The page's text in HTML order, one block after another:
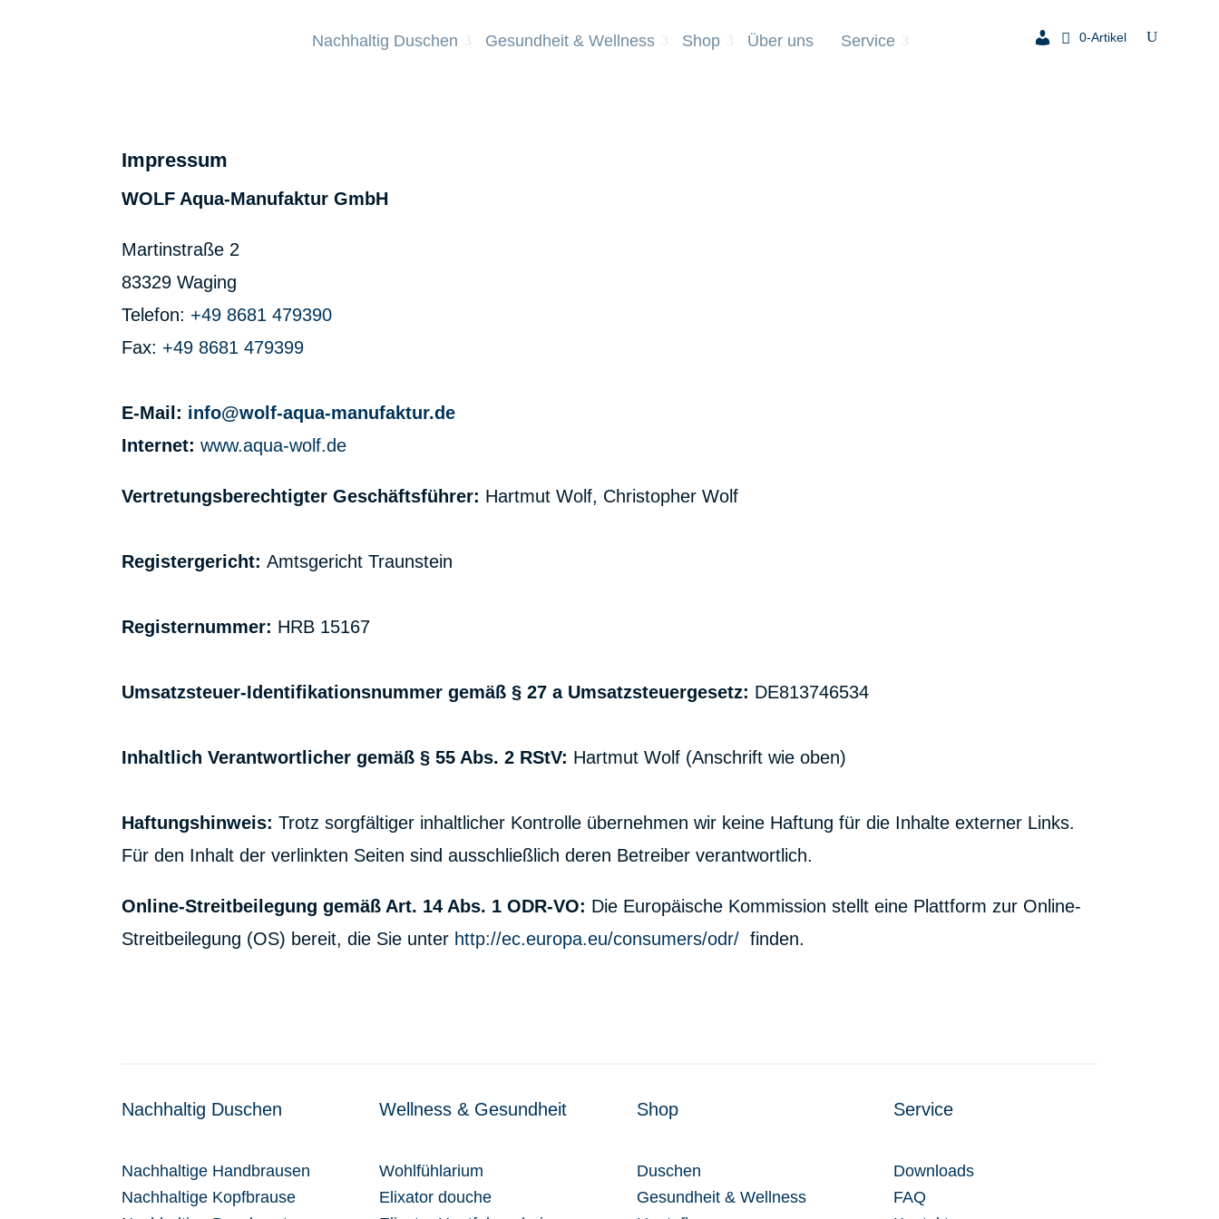
Nachhaltig Duschen Gesundheit & Wellness Shop Über uns Service 0-Artikel
Impressum
WOLF Aqua-Manufaktur GmbH
Martinstraße 2
83329 Waging
Telefon: +49 8681 479390
Fax: +49 8681 479399
E-Mail: info@wolf-aqua-manufaktur.de
Internet: www.aqua-wolf.de
Vertretungsberechtigter Geschäftsführer: Hartmut Wolf, Christopher Wolf
Registergericht: Amtsgericht Traunstein
Registernummer: HRB 15167
Umsatzsteuer-Identifikationsnummer gemäß § 27 a Umsatzsteuergesetz: DE813746534
Inhaltlich Verantwortlicher gemäß § 55 Abs. 2 RStV: Hartmut Wolf (Anschrift wie oben)
Haftungshinweis: Trotz sorgfältiger inhaltlicher Kontrolle übernehmen wir keine Haftung für die Inhalte externer Links.
Für den Inhalt der verlinkten Seiten sind ausschließlich deren Betreiber verantwortlich.
Online-Streitbeilegung gemäß Art. 14 Abs. 1 ODR-VO: Die Europäische Kommission stellt eine Plattform zur Online-
Streitbeilegung (OS) bereit, die Sie unter http://ec.europa.eu/consumers/odr/ finden.
Nachhaltig Duschen
Nachhaltige Handbrausen
Nachhaltige Kopfbrause
Wellness & Gesundheit
Wohlfühlarium
Elixator douche
Shop
Duschen
Gesundheit & Wellness
Service
Downloads
FAQ